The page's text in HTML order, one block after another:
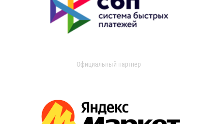
Официальный партнер